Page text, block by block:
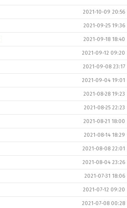
2021-10-09 20:56
2021-09-25 19:36
2021-09-18 18:40
2021-09-12 09:20
2021-09-08 23:17
2021-09-04 19:01
2021-08-28 19:23
2021-08-25 22:23
2021-08-21 18:00
2021-08-14 18:29
2021-08-08 22:01
2021-08-04 23:26
2021-07-31 18:06
2021-07-12 09:20
2021-07-08 00:28